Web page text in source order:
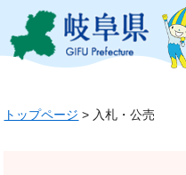
ジ
頭
ュ
飛
このペ
トップページ > 入札・公売